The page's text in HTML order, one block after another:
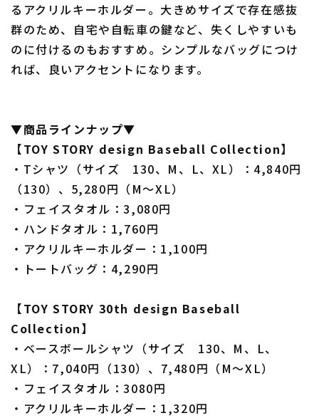
るアクリルキーホルダー。大きめサイズで存在感抜
群のため、自宅や自転車の鍵など、失くしやすいも
のに付けるのもおすすめ。シンプルなバッグにつけ
れば、良いアクセントになります。
▼商品ラインナップ▼
【TOY STORY design Baseball Collection】
・Tシャツ（サイズ 130、M、L、XL）：4,840円
（130）、5,280円（M～XL）
・フェイスタオル：3,080円
・ハンドタオル：1,760円
・アクリルキーホルダー：1,100円
・トートバッグ：4,290円
【TOY STORY 30th design Baseball
Collection】
・ベースボールシャツ（サイズ 130、M、L、
XL）：7,040円（130）、7,480円（M～XL）
・フェイスタオル：3080円
・アクリルキーホルダー：1,320円